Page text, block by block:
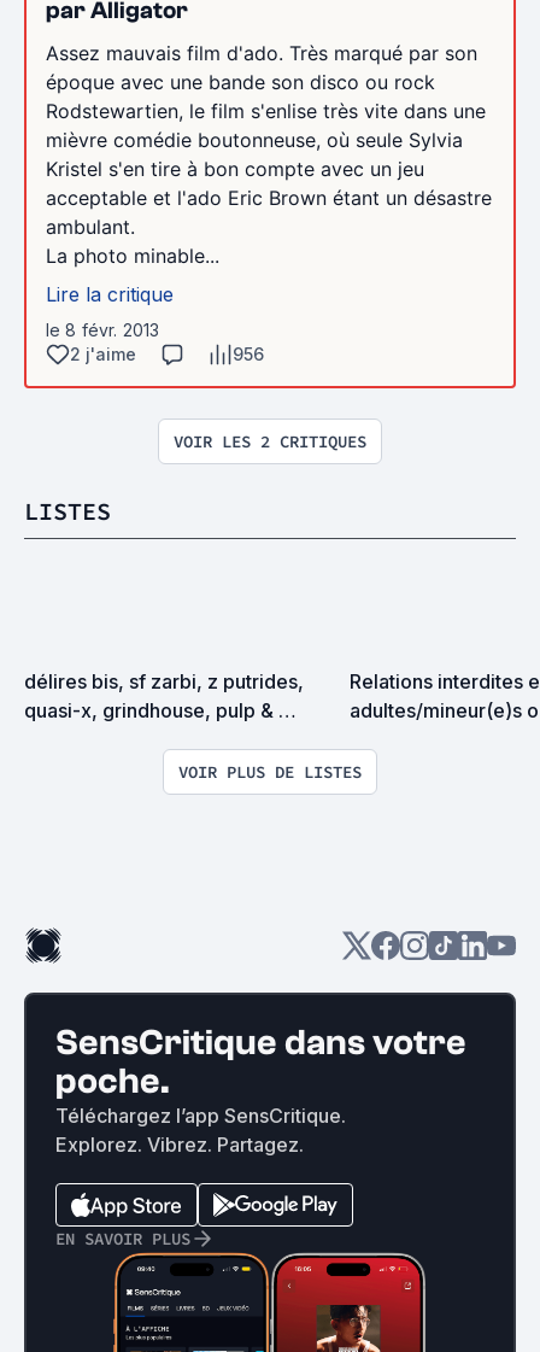
par Alligator
Assez mauvais film d'ado. Très marqué par son
époque avec une bande son disco ou rock
Rodstewartien, le film s'enlise très vite dans une
mièvre comédie boutonneuse, où seule Sylvia
Kristel s'en tire à bon compte avec un jeu
acceptable et l'ado Eric Brown étant un désastre
ambulant.
La photo minable...
Lire la critique
le 8 févr. 2013
2 j'aime
956
VOIR LES 2 CRITIQUES
LISTES
délires bis, sf zarbi, z putrides,
quasi-x, grindhouse, pulp &
Relations interdites
adultes/mineur(e)s
VOIR PLUS DE LISTES
SensCritique dans votre
poche.
Téléchargez l’app SensCritique.
Explorez. Vibrez. Partagez.
EN SAVOIR PLUS